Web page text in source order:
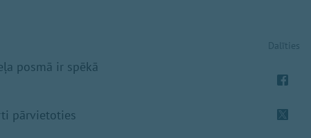
posmā ir spēkā
pārvietoties
Dalīties